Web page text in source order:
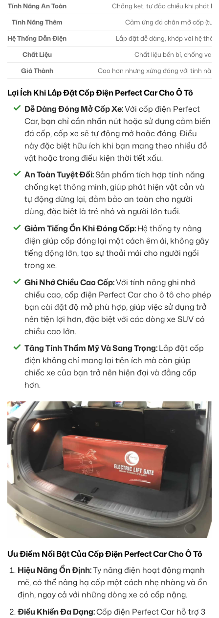
Tính Năng An Toàn
Chống kẹt, tự đảo chiều khi phát
Tính Năng Thêm
Cảm ứng đá chân mở cốp (tuỳ
Hệ Thống Dẫn Điện
Lắp đặt dễ dàng, khớp với hệ
Chất Liệu
Chất liệu bền bỉ, chống va
Giá Thành
Cao hơn nhưng xứng đáng với tính
Lợi Ích Khi Lắp Đặt Cốp Điện Perfect Car Cho Ô Tô
Dễ Dàng Đóng Mở Cốp Xe:Với cốp điện Perfect
Car, bạn chỉ cần nhấn nút hoặc sử dụng cảm biến
đá cốp, cốp xe sẽ tự động mở hoặc đóng. Điều
này đặc biệt hữu ích khi bạn mang theo nhiều đồ
vật hoặc trong điều kiện thời tiết xấu.
An Toàn Tuyệt Đối:Sản phẩm tích hợp tính năng
chống kẹt thông minh, giúp phát hiện vật cản và
tự động dừng lại, đảm bảo an toàn cho người
dùng, đặc biệt là trẻ nhỏ và người lớn tuổi.
Giảm Tiếng Ồn Khi Đóng Cốp:Hệ thống ty nâng
điện giúp cốp đóng lại một cách êm ái, không gây
tiếng động lớn, tạo sự thoải mái cho người ngồi
trong xe.
Ghi Nhớ Chiều Cao Cốp:Với tính năng ghi nhớ
chiều cao, cốp điện Perfect Car cho ô tô cho phép
bạn cài đặt độ mở phù hợp, giúp việc sử dụng trở
nên tiện lợi hơn, đặc biệt với các dòng xe SUV có
chiều cao lớn.
Tăng Tính Thẩm Mỹ Và Sang Trọng:Lắp đặt cốp
điện không chỉ mang lại tiện ích mà còn giúp
chiếc xe của bạn trở nên hiện đại và đẳng cấp
hơn.
Ưu Điểm Nổi Bật Của Cốp Điện Perfect Car Cho Ô Tô
Hiệu Năng Ổn Định:Ty nâng điện hoạt động mạnh
mẽ, có thể nâng hạ cốp một cách nhẹ nhàng và ổn
định, ngay cả với những dòng xe có cốp nặng.
Điều Khiển Đa Dạng:Cốp điện Perfect Car hỗ trợ 3